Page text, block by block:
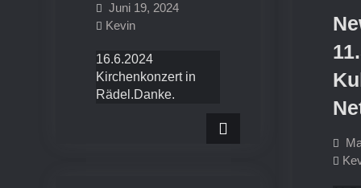
Juni 19, 2024
Kevin
16.6.2024
Kirchenkonzert in
Rädel.Danke.